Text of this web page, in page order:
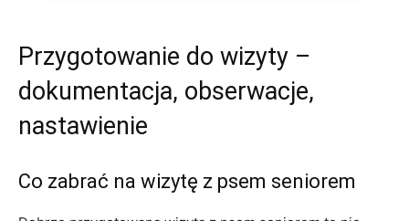
Przygotowanie do wizyty –
dokumentacja, obserwacje,
nastawienie
Co zabrać na wizytę z psem seniorem